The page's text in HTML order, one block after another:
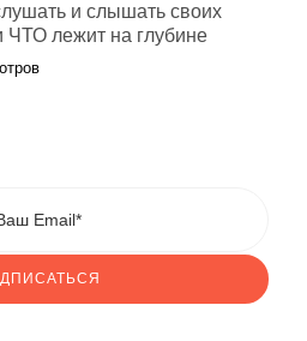
и слышать своих
ЧТО лежит на глубине